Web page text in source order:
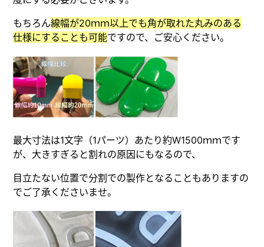
もちろん線幅が20ｍｍ以上でも角が取れた丸みのある
仕様にすることも可能ですので、ご安心ください。
最大寸法は1文字（1パーツ）あたり約W1500ｍｍです
が、大きすぎると割れの原因にもなるので、
目立たない位置で分割での製作となることもありますの
でご了承くださいませ。